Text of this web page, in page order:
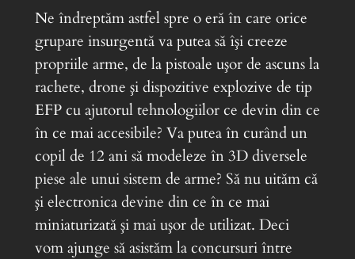
Ne îndreptăm astfel spre o eră în care orice
grupare insurgentă va putea să îşi creeze
propriile arme, de la pistoale uşor de ascuns la
rachete, drone şi dispozitive explozive de tip
EFP cu ajutorul tehnologiilor ce devin din ce
în ce mai accesibile? Va putea în curând un
copil de 12 ani să modeleze în 3D diversele
piese ale unui sistem de arme? Să nu uităm că
şi electronica devine din ce în ce mai
miniaturizată şi mai uşor de utilizat. Deci
vom ajunge să asistăm la concursuri între